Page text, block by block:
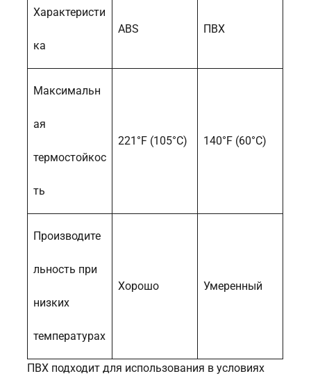
Характеристи
ка
ABS ПВХ
Максимальн
ая
термостойкос
ть
221°F (105°C) 140°F (60°C)
Производите
льность при
низких
температурах
Хорошо Умеренный
ПВХ подходит для использования в условиях